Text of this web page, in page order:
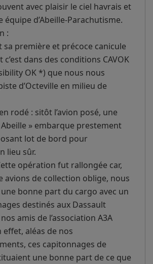
avec plaisir le ciel havrais et
équipe d’Abeille-Parachutisme.
:
sa première et précoce canicule
c’est dans des conditions CAVOK
OK *) que nous nous
d’Octeville en milieu de
rodé : sitôt l’avion posé, une
» embarque prestement
lot de bord pour
lieu sûr.
opération fut rallongée car,
avions de collection oblige, nous
bonne part du cargo avec un
destinés aux Dassault
amis de l’association A3A
effet, aléas de nos
ces capitonnages de
une bonne part de ce que